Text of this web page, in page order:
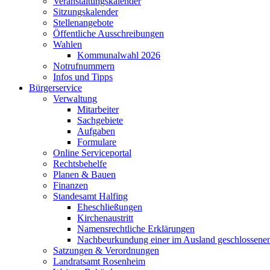
Sitzungskalender
Stellenangebote
Öffentliche Ausschreibungen
Wahlen
Kommunalwahl 2026
Notrufnummern
Infos und Tipps
Bürgerservice
Verwaltung
Mitarbeiter
Sachgebiete
Aufgaben
Formulare
Online Serviceportal
Rechtsbehelfe
Planen & Bauen
Finanzen
Standesamt Halfing
Eheschließungen
Kirchenaustritt
Namensrechtliche Erklärungen
Nachbeurkundung einer im Ausland
Satzungen & Verordnungen
Landratsamt Rosenheim